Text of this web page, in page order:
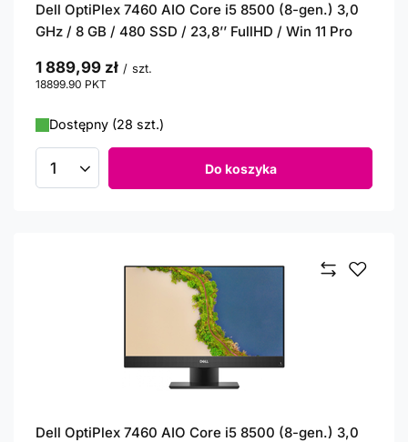
Dell OptiPlex 7460 AIO Core i5 8500 (8-gen.) 3,0
GHz / 8 GB / 480 SSD / 23,8’’ FullHD / Win 11 Pro
1 889,99 zł / szt.
18899.90 PKT
Dostępny (28 szt.)
Ilość produktów Do koszyka
Dell OptiPlex 7460 AIO Core i5 8500 (8-gen.) 3,0